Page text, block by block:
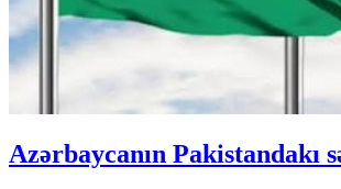
Azərbaycanın Pakistandakı